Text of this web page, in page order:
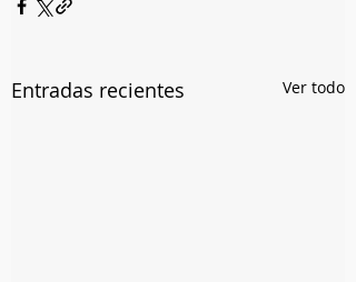
Entradas recientes Ver todo